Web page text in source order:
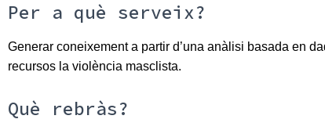
Per a què serveix?
Generar coneixement a partir d’una anàlisi basada en
recursos la violència masclista.
Què rebràs?